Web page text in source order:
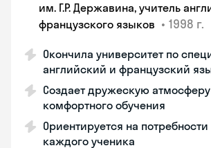
им. Г.Р. Державина, учитель
французского языков • 1998 г.
Окончила университет по
английский и французский
Создает дружескую
комфортного обучения
Ориентируется на
каждого ученика